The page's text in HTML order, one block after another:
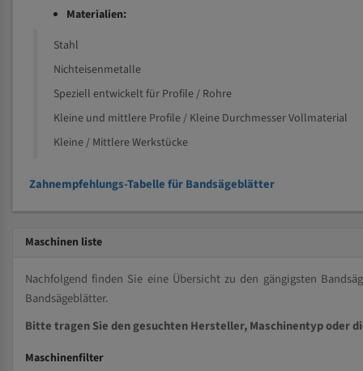
Materialien:
Stahl
Nichteisenmetalle
Speziell entwickelt für Profile / Rohre
Kleine und mittlere Profile / Kleine Durchmesser Vollmaterial
Kleine / Mittlere Werkstücke
Zahnempfehlungs-Tabelle für Bandsägeblätter
Maschinen liste
Nachfolgend finden Sie eine Übersicht zu den gängigsten
Bandsägeblätter.
Bitte tragen Sie den gesuchten Hersteller, Maschinentyp oder
Maschinenfilter